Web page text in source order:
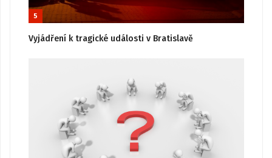
5
Vyjádření k tragické události v Bratislavě